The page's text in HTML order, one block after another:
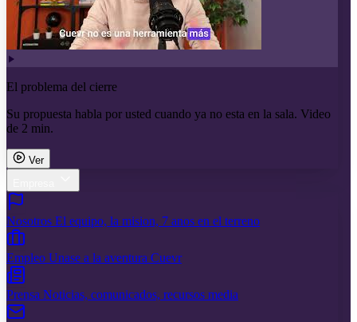
El problema del cierre
Su propuesta habla por usted cuando ya no esta en la sala. Video
de 2 min.
Ver
Nosotros El equipo, la mision, 7 anos en el terreno
Empleo Unase a la aventura Cuevr
Prensa Noticias, comunicados, recursos media